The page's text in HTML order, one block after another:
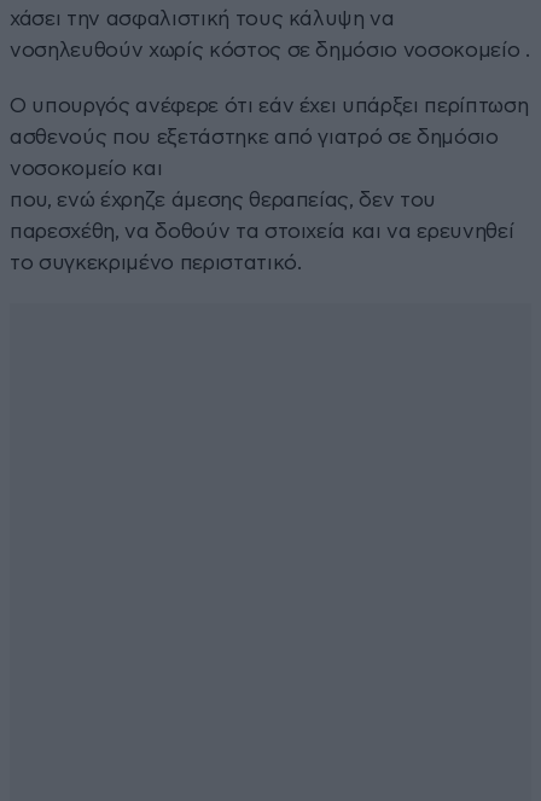
χάσει την ασφαλιστική τους κάλυψη να
νοσηλευθούν χωρίς κόστος σε δημόσιο νοσοκομείο .
Ο υπουργός ανέφερε ότι εάν έχει υπάρξει περίπτωση
ασθενούς που εξετάστηκε από γιατρό σε δημόσιο
νοσοκομείο και
που, ενώ έχρηζε άμεσης θεραπείας, δεν του
παρεσχέθη, να δοθούν τα στοιχεία και να ερευνηθεί
το συγκεκριμένο περιστατικό.